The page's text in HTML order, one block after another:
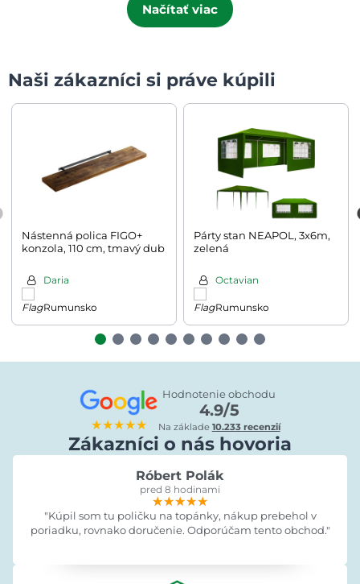
Načítať viac
Naši zákazníci si práve kúpili
Nástenná polica FIGO+
konzola, 110 cm, tmavý dub
Daria
Rumunsko
Párty stan NEAPOL, 3x6m,
zelená
Octavian
Rumunsko
★★★★★
Hodnotenie obchodu
4.9/5
Na základe 10.233 recenzií
Zákazníci o nás hovoria
Róbert Polák
pred 8 hodinami
★★★★★
★★★★★
★★★★★
"Kúpil som tu poličku na topánky, nákup prebehol v
poriadku, rovnako doručenie. Odporúčam tento obchod."